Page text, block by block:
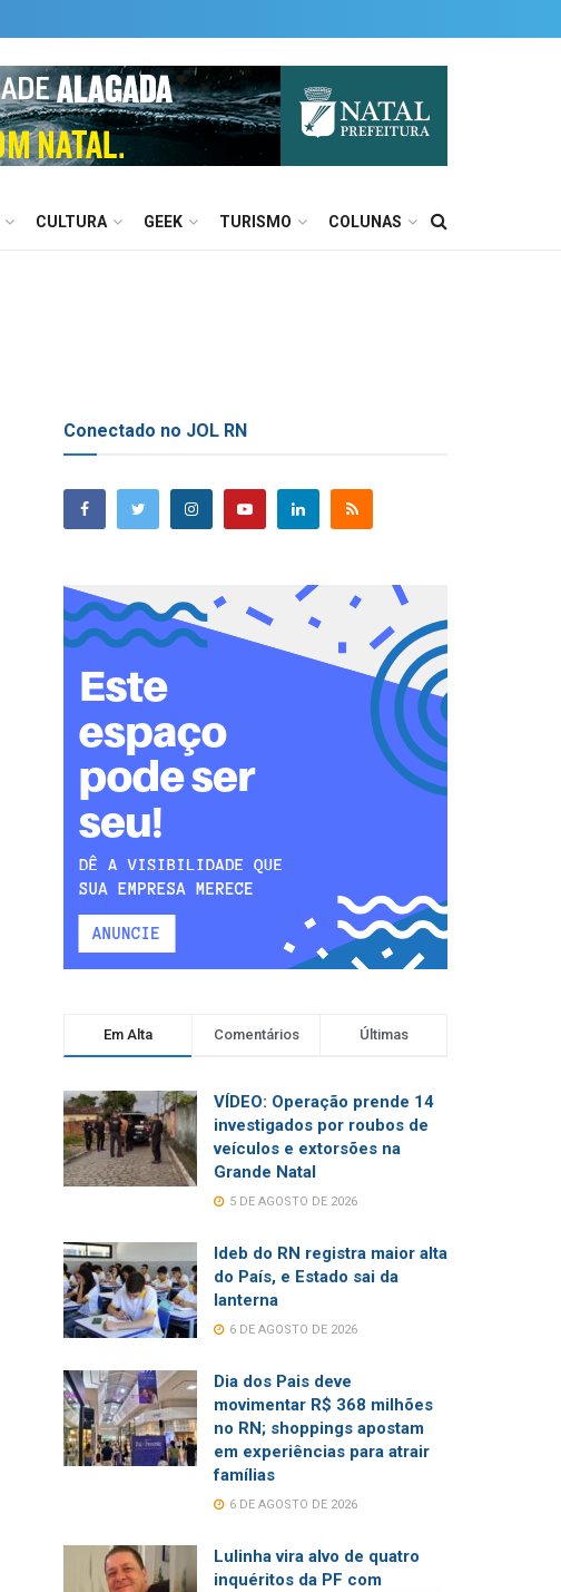
CULTURA GEEK TURISMO COLUNAS
Conectado no JOL RN
Em Alta Comentários Últimas
VÍDEO: Operação prende 14
investigados por roubos de
veículos e extorsões na
Grande Natal
5 DE AGOSTO DE 2026
Ideb do RN registra maior alta
do País, e Estado sai da
lanterna
6 DE AGOSTO DE 2026
Dia dos Pais deve
movimentar R$ 368 milhões
no RN; shoppings apostam
em experiências para atrair
famílias
6 DE AGOSTO DE 2026
Lulinha vira alvo de quatro
inquéritos da PF com